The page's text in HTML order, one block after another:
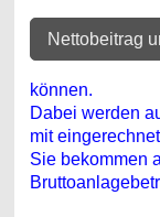
Nettobeitrag
können.
Dabei werden
mit
Sie bekommen